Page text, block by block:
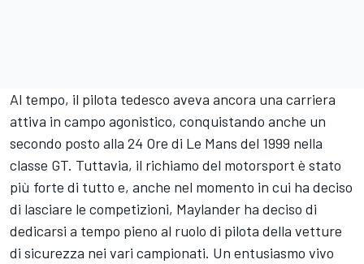
Al tempo, il pilota tedesco aveva ancora una carriera
attiva in campo agonistico, conquistando anche un
secondo posto alla 24 Ore di Le Mans del 1999 nella
classe GT. Tuttavia, il richiamo del motorsport è stato
più forte di tutto e, anche nel momento in cui ha deciso
di lasciare le competizioni, Maylander ha deciso di
dedicarsi a tempo pieno al ruolo di pilota della vetture
di sicurezza nei vari campionati. Un entusiasmo vivo